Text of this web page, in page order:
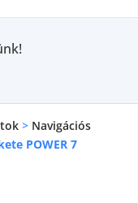
> Navigációs
POWER 7